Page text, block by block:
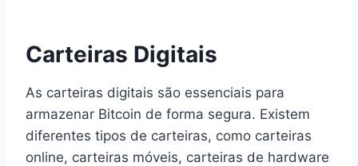
Carteiras Digitais
As carteiras digitais são essenciais para
armazenar Bitcoin de forma segura. Existem
diferentes tipos de carteiras, como carteiras
online, carteiras móveis, carteiras de hardware